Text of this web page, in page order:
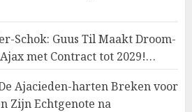
Schok: Guus Til Maakt Droom-
met Contract tot 2029!…
Ajacieden-harten Breken voor
Zijn Echtgenote na